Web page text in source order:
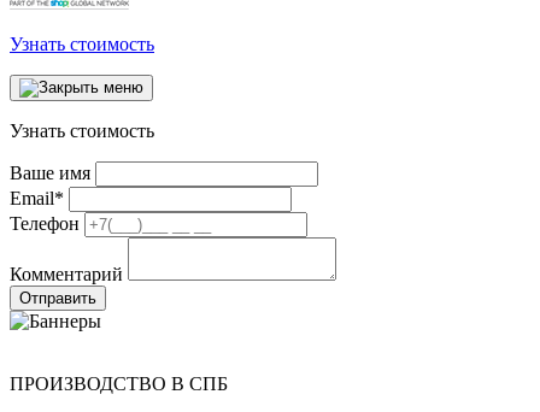
Узнать стоимость
Узнать стоимость
Ваше имя
Email*
Телефон
Комментарий
Отправить
ПРОИЗВОДСТВО В СПБ